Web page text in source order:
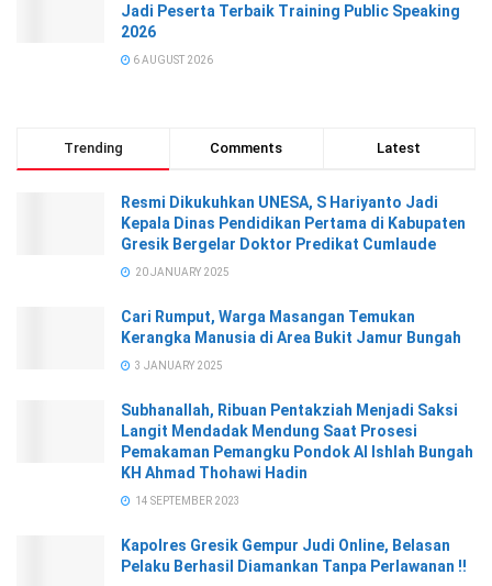
Jadi Peserta Terbaik Training Public Speaking
2026
6 AUGUST 2026
Trending Comments Latest
Resmi Dikukuhkan UNESA, S Hariyanto Jadi
Kepala Dinas Pendidikan Pertama di Kabupaten
Gresik Bergelar Doktor Predikat Cumlaude
20 JANUARY 2025
Cari Rumput, Warga Masangan Temukan
Kerangka Manusia di Area Bukit Jamur Bungah
3 JANUARY 2025
Subhanallah, Ribuan Pentakziah Menjadi Saksi
Langit Mendadak Mendung Saat Prosesi
Pemakaman Pemangku Pondok Al Ishlah Bungah
KH Ahmad Thohawi Hadin
14 SEPTEMBER 2023
Kapolres Gresik Gempur Judi Online, Belasan
Pelaku Berhasil Diamankan Tanpa Perlawanan !!